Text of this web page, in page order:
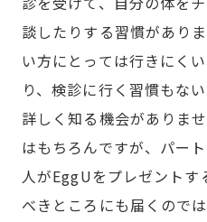
談したりする習慣があり
い方にとっては行きにく
り、検診に行く習慣もな
詳しく知る機会がありま
はもちろんですが、パー
人がEggUをプレゼントす
べきところにも届くので